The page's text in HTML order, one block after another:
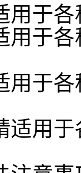
用于
用于
用于
适用